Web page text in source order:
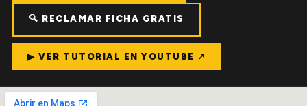
🔍 RECLAMAR FICHA GRATIS
▶ VER TUTORIAL EN YOUTUBE ↗